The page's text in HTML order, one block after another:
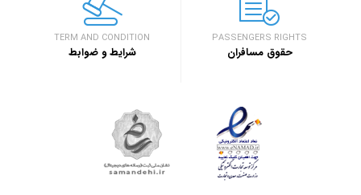
TERM AND CONDITION
شرایط و ضوابط
PASSENGERS RIGHTS
حقوق مسافران